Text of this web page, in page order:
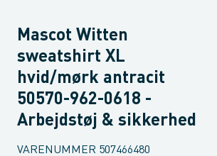
Mascot Witten
sweatshirt XL
hvid/mørk antracit
50570-962-0618 -
Arbejdstøj & sikkerhed
VARENUMMER 507466480